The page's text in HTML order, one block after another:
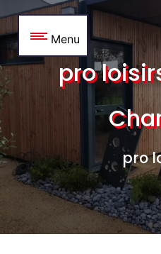
Menu
pro
pro
Panneau de gestion des